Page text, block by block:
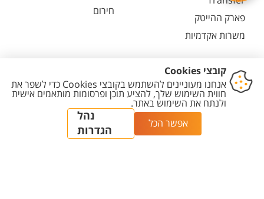
פארק ההייטק
משרות אקדמיות
חירום
נגישות
מדיניות
מדיניות עריכת
תוכן